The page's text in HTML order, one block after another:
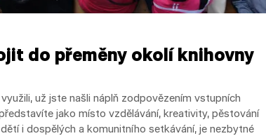
do přeměny okolí knihovny
už jste našli náplň zodpovězením vstupních
jako místo vzdělávání, kreativity, pěstování
i dospělých a komunitního setkávání, je nezbytné